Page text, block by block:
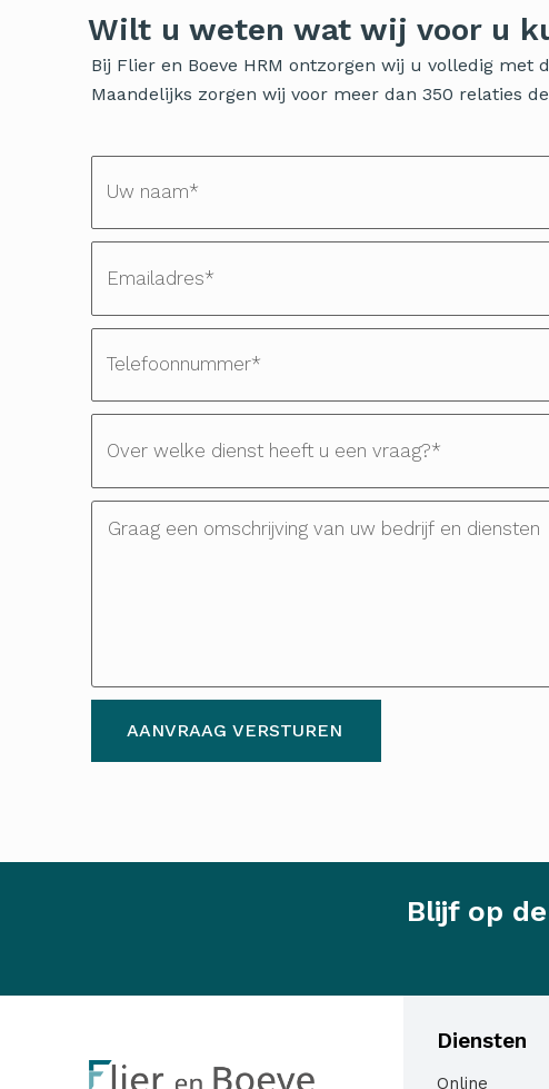
Wilt u weten wat wij voor u
Bij Flier en Boeve HRM ontzorgen wij u volledig
Maandelijks zorgen wij voor meer dan 350 relaties
AANVRAAG VERSTUREN
Blijf op
Diensten
Online